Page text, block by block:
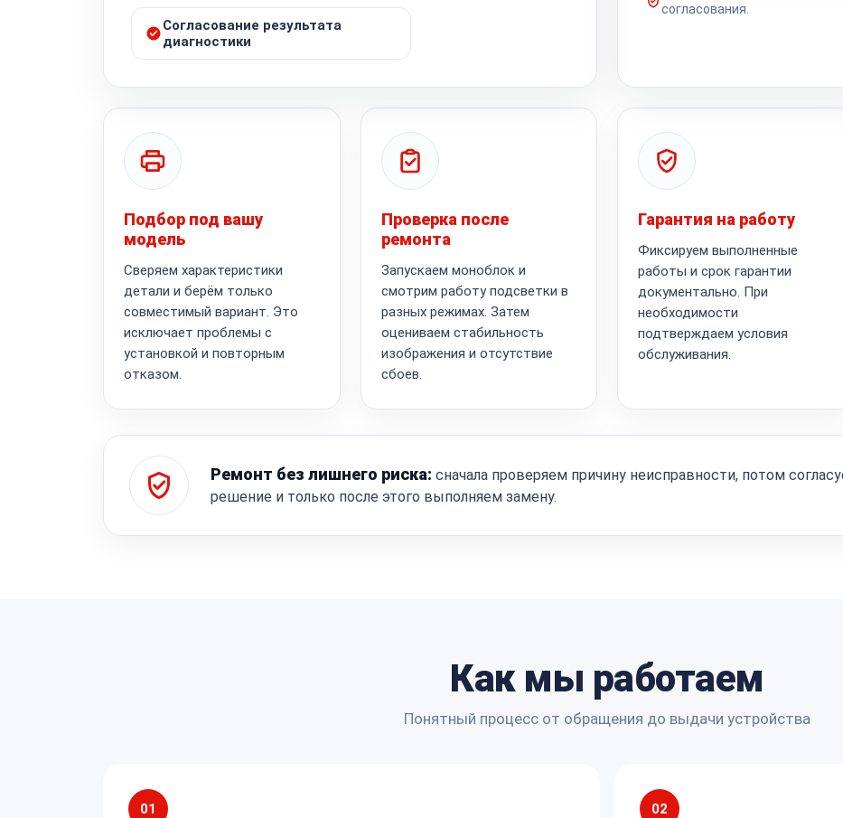
Согласование результата
диагностики
согласования.
Подбор под вашу
модель
Сверяем характеристики
детали и берём только
совместимый вариант. Это
исключает проблемы с
установкой и повторным
отказом.
Проверка после
ремонта
Запускаем моноблок и
смотрим работу подсветки в
разных режимах. Затем
оцениваем стабильность
изображения и отсутствие
сбоев.
Гарантия на работу
Фиксируем выполненные
работы и срок гарантии
документально. При
необходимости
подтверждаем условия
обслуживания.
Ремонт без лишнего риска: сначала проверяем причину неисправности, потом
решение и только после этого выполняем замену.
Как мы работаем
Понятный процесс от обращения до выдачи устройства
01 02